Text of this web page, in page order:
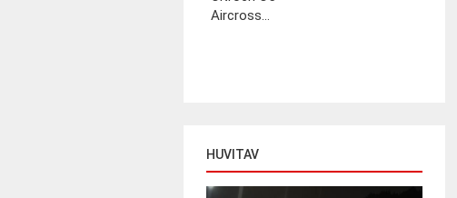
Aircross...
HUVITAV